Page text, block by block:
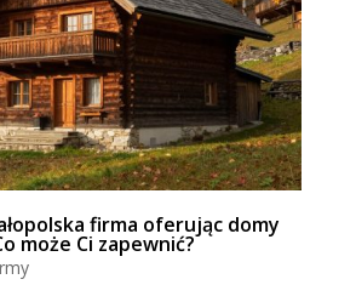
firma oferując domy
może Ci zapewnić?